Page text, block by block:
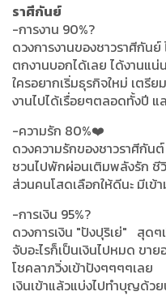
ราศีกันย์
-การงาน 90%?
ดวงการงานของชาวราศีกัน
ตกงานบอกได้เลย ได้งานแน่
ใครอยากเริ่มธุรกิจใหม่ เตรี
งานไปได้เรื่อยๆตลอดทั้งปี แ
-ความรัก 80%❤️
ดวงความรักของชาวราศีกันต์
ชวนไปพักผ่อนเติมพลังรัก ชี
ส่วนคนโสดเลือกให้ดีนะ มีเข้
-การเงิน 95%?
ดวงการเงิน "ปังปุริเย่" สุดๆเ
จับอะไรก็เป็นเงินไปหมด ขาย
โชคลาภวิ่งเข้าปังๆๆๆๆเลย
เงินเข้าแล้วแบ่งไปทำบุญด้วย